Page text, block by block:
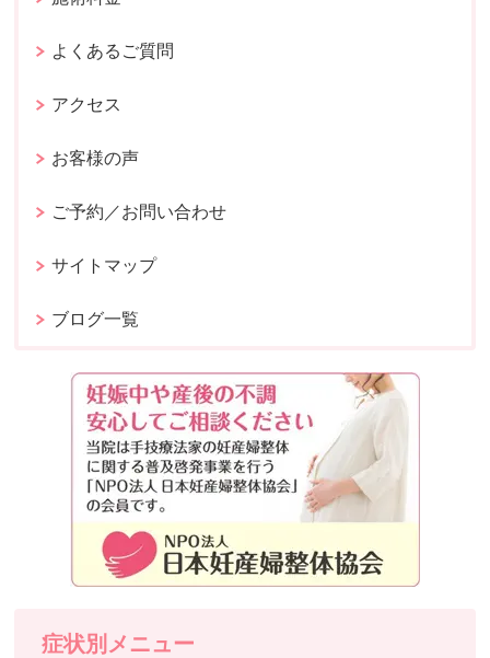
よくあるご質問
アクセス
お客様の声
ご予約／お問い合わせ
サイトマップ
ブログ一覧
症状別メニュー